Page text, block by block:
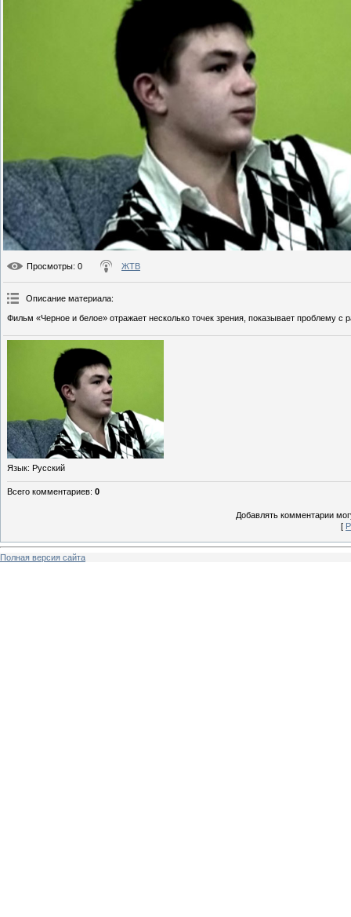
Просмотры: 0 ЖТВ
Описание материала:
Фильм «Черное и белое» отражает несколько точек зрения, показывает проблему с
Язык: Русский
Всего комментариев: 0
Добавлять комментарии
[
Полная версия сайта